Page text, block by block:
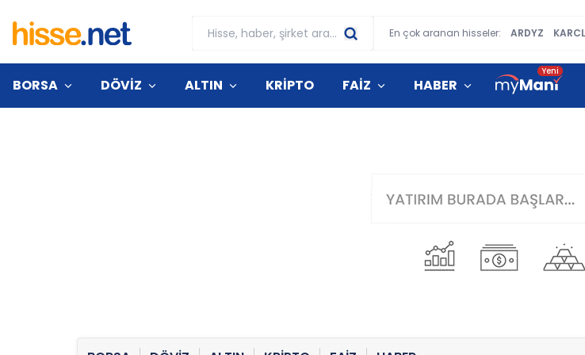
En çok aranan hisseler: ARDYZ KARCL
BORSA DÖVİZ ALTIN KRİPTO FAİZ HABER